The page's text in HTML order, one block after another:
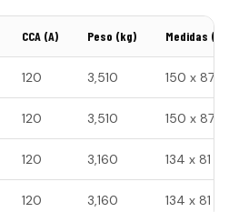
CCA (A) Peso (kg) Medidas
120 3,510 150 x 87 x
120 3,510 150 x 87 x
120 3,160 134 x 81 x
120 3,160 134 x 81 x